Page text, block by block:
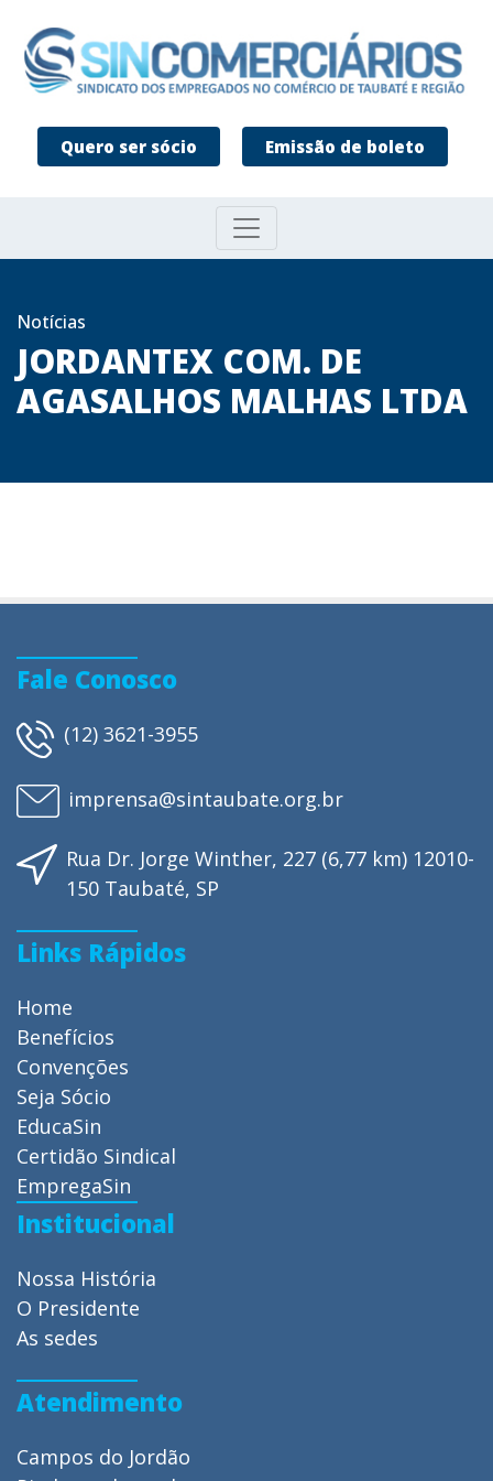
Quero ser sócio Emissão de boleto
Notícias
JORDANTEX COM. DE
AGASALHOS MALHAS LTDA
Fale Conosco
(12) 3621-3955
imprensa@sintaubate.org.br
Rua Dr. Jorge Winther, 227 (6,77 km) 12010-
150 Taubaté, SP
Links Rápidos
Home
Benefícios
Convenções
Seja Sócio
EducaSin
Certidão Sindical
EmpregaSin
Institucional
Nossa História
O Presidente
As sedes
Atendimento
Campos do Jordão